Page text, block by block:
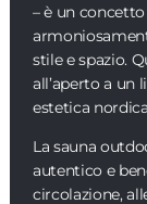
– è un
stile e spazio.
all’aperto a un
estetica
La sauna
autentico e
circolazione,